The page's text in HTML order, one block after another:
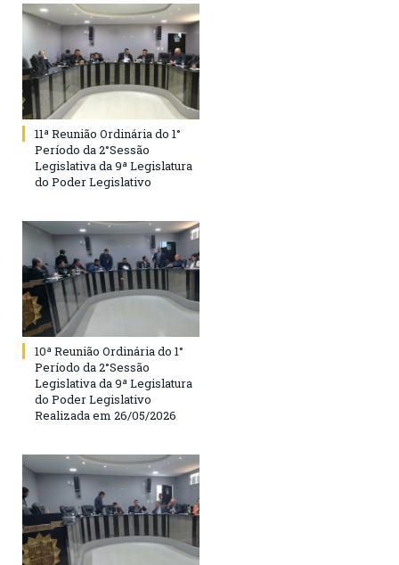
11ª Reunião Ordinária do 1°
Período da 2°Sessão
Legislativa da 9ª Legislatura
do Poder Legislativo
10ª Reunião Ordinária do 1°
Período da 2°Sessão
Legislativa da 9ª Legislatura
do Poder Legislativo
Realizada em 26/05/2026